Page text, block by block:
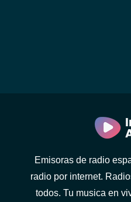
Emisoras de radio
radio por internet.
todos. Tu musica en